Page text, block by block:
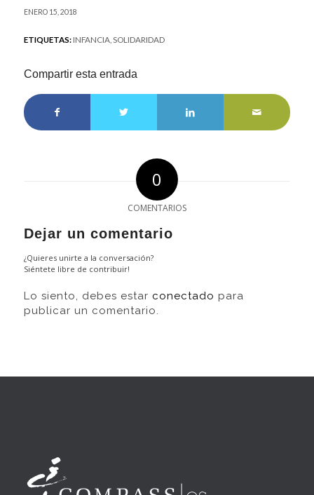
ENERO 15, 2018
ETIQUETAS: INFANCIA, SOLIDARIDAD
Compartir esta entrada
0
COMENTARIOS
Dejar un comentario
¿Quieres unirte a la conversación?
Siéntete libre de contribuir!
Lo siento, debes estar conectado para
publicar un comentario.